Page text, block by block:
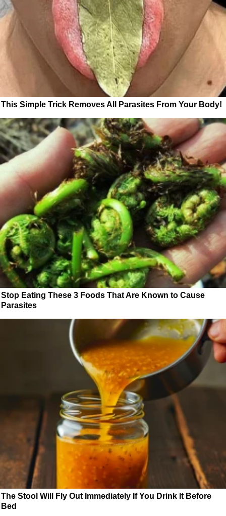
This Simple Trick Removes All Parasites From Your Body!
Stop Eating These 3 Foods That Are Known to Cause
Parasites
The Stool Will Fly Out Immediately If You Drink It Before
Bed